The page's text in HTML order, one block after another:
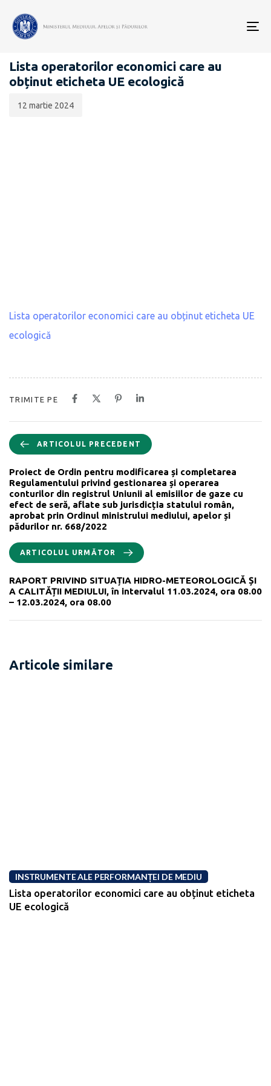
INSTRUMENTE ALE PERFORMANȚEI DE MEDIU
Lista operatorilor economici care au
obținut eticheta UE ecologică
publicării:
12 martie 2024
Lista operatorilor economici care au obținut eticheta UE
ecologică
TRIMITE PE
ARTICOLUL PRECEDENT
Proiect de Ordin pentru modificarea și completarea
Regulamentului privind gestionarea și operarea
conturilor din registrul Uniunii al emisiilor de gaze cu
efect de seră, aflate sub jurisdicția statului român,
aprobat prin Ordinul ministrului mediului, apelor și
pădurilor nr. 668/2022
ARTICOLUL URMĂTOR
RAPORT PRIVIND SITUAȚIA HIDRO-METEOROLOGICĂ ȘI
A CALITĂȚII MEDIULUI, în intervalul 11.03.2024, ora 08.00
– 12.03.2024, ora 08.00
Articole similare
INSTRUMENTE ALE PERFORMANȚEI DE MEDIU
Lista operatorilor economici care au obținut eticheta
UE ecologică